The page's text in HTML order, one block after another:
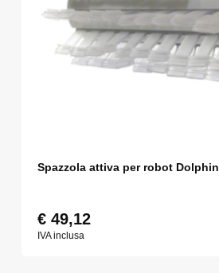
Spazzola attiva per robot Dolphin
€49,12
IVA inclusa